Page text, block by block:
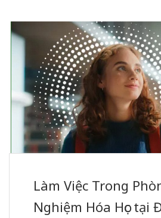
Làm Việc Trong
Nghiệm Hóa Học tại